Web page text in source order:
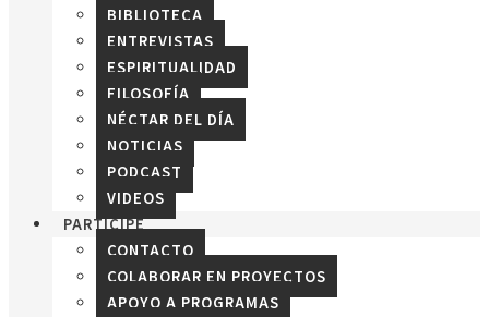
BIBLIOTECA
ENTREVISTAS
ESPIRITUALIDAD
FILOSOFÍA
NÉCTAR DEL DÍA
NOTICIAS
PODCAST
VIDEOS
PARTICIPE
CONTACTO
COLABORAR EN PROYECTOS
APOYO A PROGRAMAS